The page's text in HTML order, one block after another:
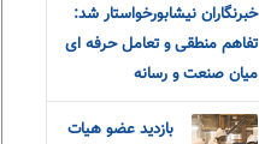
خبرنگاران نیشابورخواستار شد:
تفاهم منطقی و تعامل حرفه ای
میان صنعت و رسانه
بازدید عضو هیات